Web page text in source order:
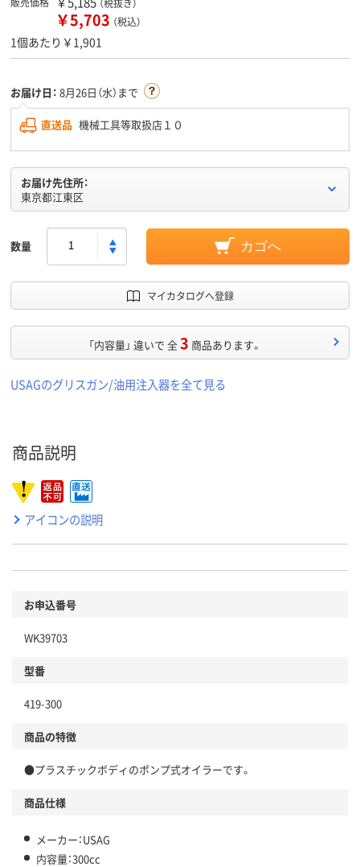
￥5,703 （税込）
1個あたり￥1,901
お届け日： 8月26日（水）まで
直送品 機械工具等取扱店１０
お届け先住所：
東京都江東区
数量 カゴへ
マイカタログへ登録
「内容量」 違いで 全3 商品あります。
USAGのグリスガン/油用注入器を全て見る
商品説明
アイコンの説明
お申込番号
WK39703
型番
419-300
商品の特徴
●プラスチックボディのポンプ式オイラーです。
商品仕様
メーカー：USAG
内容量：300cc